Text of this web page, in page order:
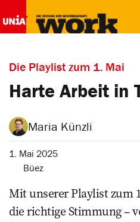
Die Playlist zum 1. Mai
Harte Arbeit in
Maria Künzli
1. Mai 2025
Büez
Mit unserer Playlist zum
die richtige Stimmung –